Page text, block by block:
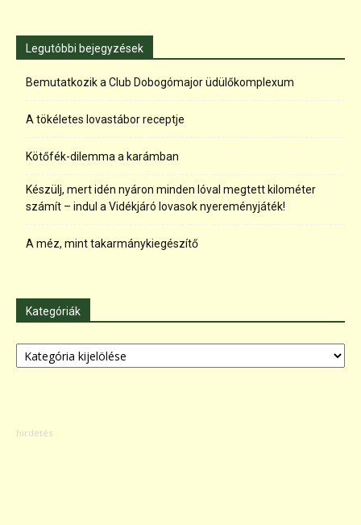
Legutóbbi bejegyzések
Bemutatkozik a Club Dobogómajor üdülőkomplexum
A tökéletes lovastábor receptje
Kötőfék-dilemma a karámban
Készülj, mert idén nyáron minden lóval megtett kilométer
számít – indul a Vidékjáró lovasok nyereményjáték!
A méz, mint takarmánykiegészítő
Kategóriák
Kategóriák